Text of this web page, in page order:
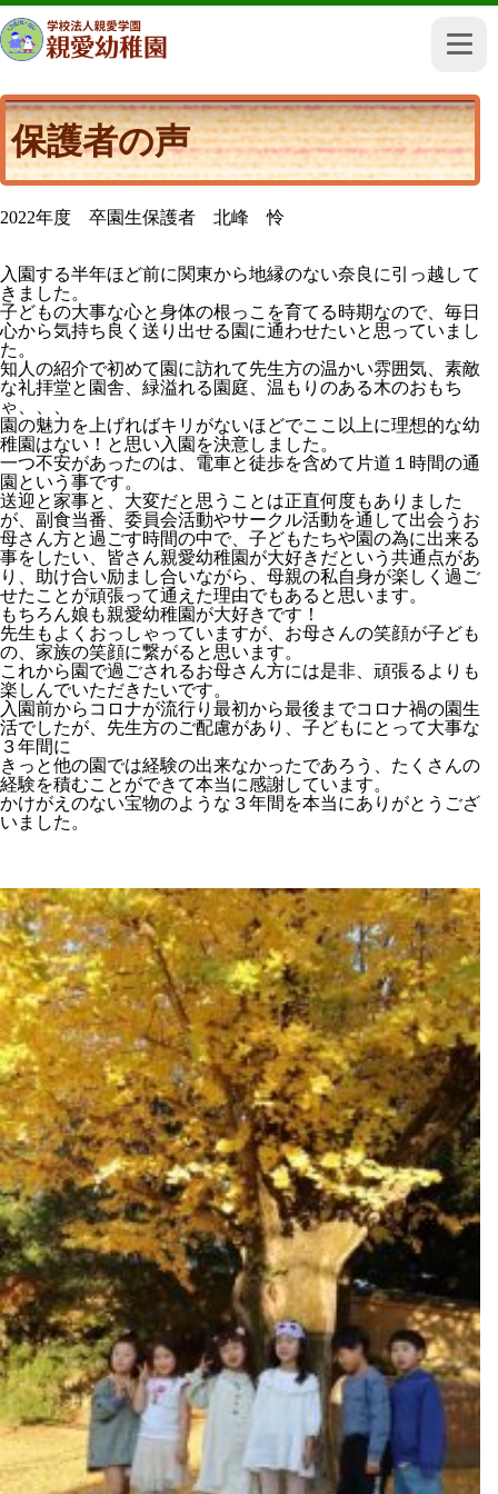
保護者の声
2022年度 卒園生保護者 北峰 怜
入園する半年ほど前に関東から地縁のない奈良に引っ越して
きました。
子どもの大事な心と身体の根っこを育てる時期なので、毎日
心から気持ち良く送り出せる園に通わせたいと思っていまし
た。
知人の紹介で初めて園に訪れて先生方の温かい雰囲気、素敵
な礼拝堂と園舎、緑溢れる園庭、温もりのある木のおもち
ゃ、、、
園の魅力を上げればキリがないほどでここ以上に理想的な幼
稚園はない！と思い入園を決意しました。
一つ不安があったのは、電車と徒歩を含めて片道１時間の通
園という事です。
送迎と家事と、大変だと思うことは正直何度もありました
が、副食当番、委員会活動やサークル活動を通して出会うお
母さん方と過ごす時間の中で、子どもたちや園の為に出来る
事をしたい、皆さん親愛幼稚園が大好きだという共通点があ
り、助け合い励まし合いながら、母親の私自身が楽しく過ご
せたことが頑張って通えた理由でもあると思います。
もちろん娘も親愛幼稚園が大好きです！
先生もよくおっしゃっていますが、お母さんの笑顔が子ども
の、家族の笑顔に繋がると思います。
これから園で過ごされるお母さん方には是非、頑張るよりも
楽しんでいただきたいです。
入園前からコロナが流行り最初から最後までコロナ禍の園生
活でしたが、先生方のご配慮があり、子どもにとって大事な
３年間に
きっと他の園では経験の出来なかったであろう、たくさんの
経験を積むことができて本当に感謝しています。
かけがえのない宝物のような３年間を本当にありがとうござ
いました。